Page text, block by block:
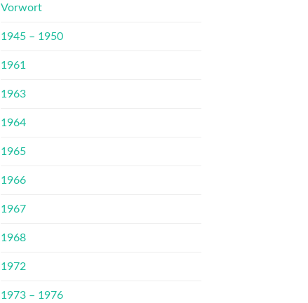
Vorwort
1945 – 1950
1961
1963
1964
1965
1966
1967
1968
1972
1973 – 1976